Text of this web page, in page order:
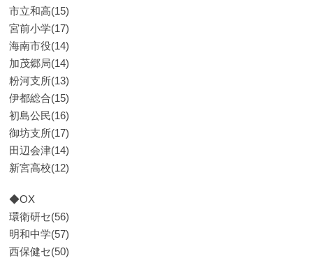
市立和高(15)
宮前小学(17)
海南市役(14)
加茂郷局(14)
粉河支所(13)
伊都総合(15)
初島公民(16)
御坊支所(17)
田辺会津(14)
新宮高校(12)
◆OX
環衛研セ(56)
明和中学(57)
西保健セ(50)